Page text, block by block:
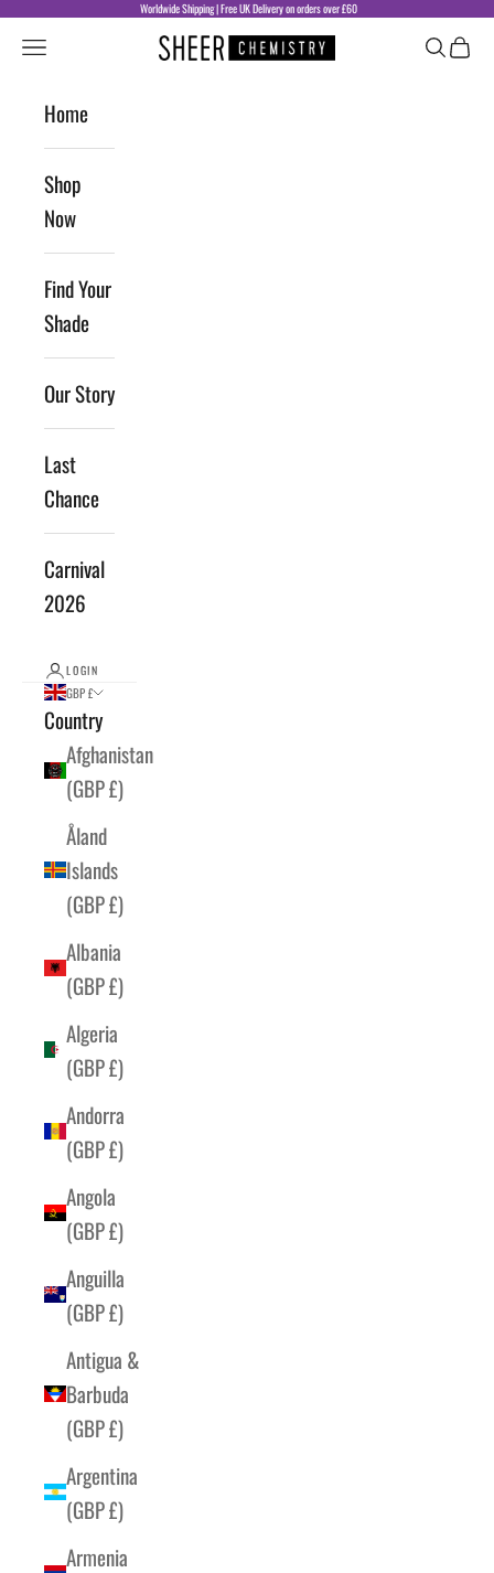
Skip to content Worldwide Shipping | Free UK Delivery on orders over £60
Sheer Chemistry
Navigation menu Search
Cart
Home
Shop
Now
Find Your
Shade
Our Story
Last
Chance
Carnival
2026
LOGIN
GBP £
Country
Afghanistan
(GBP £)
Åland
Islands
(GBP £)
Albania
(GBP £)
Algeria
(GBP £)
Andorra
(GBP £)
Angola
(GBP £)
Anguilla
(GBP £)
Antigua &
Barbuda
(GBP £)
Argentina
(GBP £)
Armenia